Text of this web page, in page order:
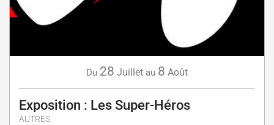
Du 28 Juillet au 8 Août
Exposition : Les Super-Héros
AUTRES